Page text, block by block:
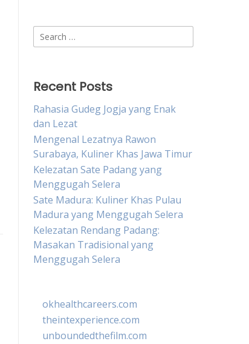
Search
for:
Recent Posts
Rahasia Gudeg Jogja yang Enak
dan Lezat
Mengenal Lezatnya Rawon
Surabaya, Kuliner Khas Jawa Timur
Kelezatan Sate Padang yang
Menggugah Selera
Sate Madura: Kuliner Khas Pulau
Madura yang Menggugah Selera
Kelezatan Rendang Padang:
Masakan Tradisional yang
Menggugah Selera
okhealthcareers.com
theintexperience.com
unboundedthefilm.com